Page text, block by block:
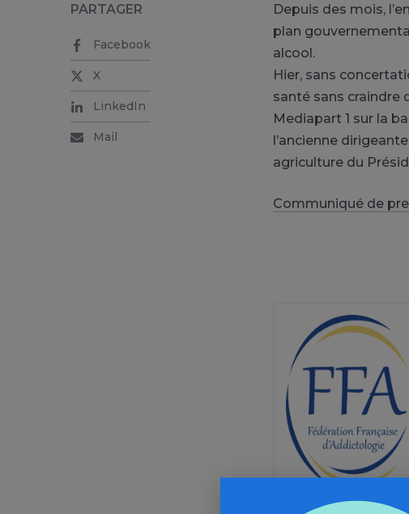
Depuis des mois,
plan
alcool.
Hier, sans
santé sans craindre
Mediapart 1 sur la
l’ancienne
agriculture du
Communiqué de
PARTAGER
Facebook
X
LinkedIn
Mail